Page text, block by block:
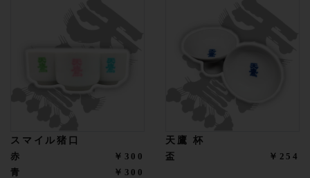
スマイル猪口
赤
￥300
青
￥300
天鷹 杯
盃 ￥254